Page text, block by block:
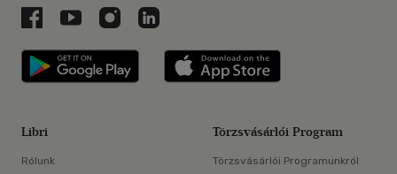
Libri a Facebookon
Libri a Youtube-on
Libri az Instagramon
Libri a LinkedInen
Libri applikáció Szerezd meg: Google
Libri
Rólunk
Törzsvásárlói Program
Törzsvásárlói Programunkról